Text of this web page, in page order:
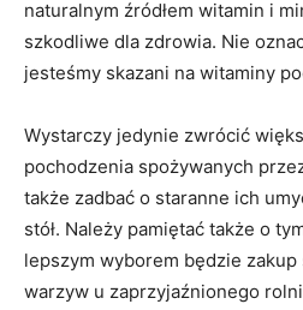
naturalnym źródłem witamin i
szkodliwe dla zdrowia. Nie
jesteśmy skazani na witaminy
Wystarczy jedynie zwrócić
pochodzenia spożywanych
także zadbać o staranne ich
stół. Należy pamiętać także o
lepszym wyborem będzie
warzyw u zaprzyjaźnionego